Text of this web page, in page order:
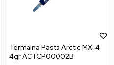
Termalna Pasta Arctic MX-4
4gr ACTCP00002B